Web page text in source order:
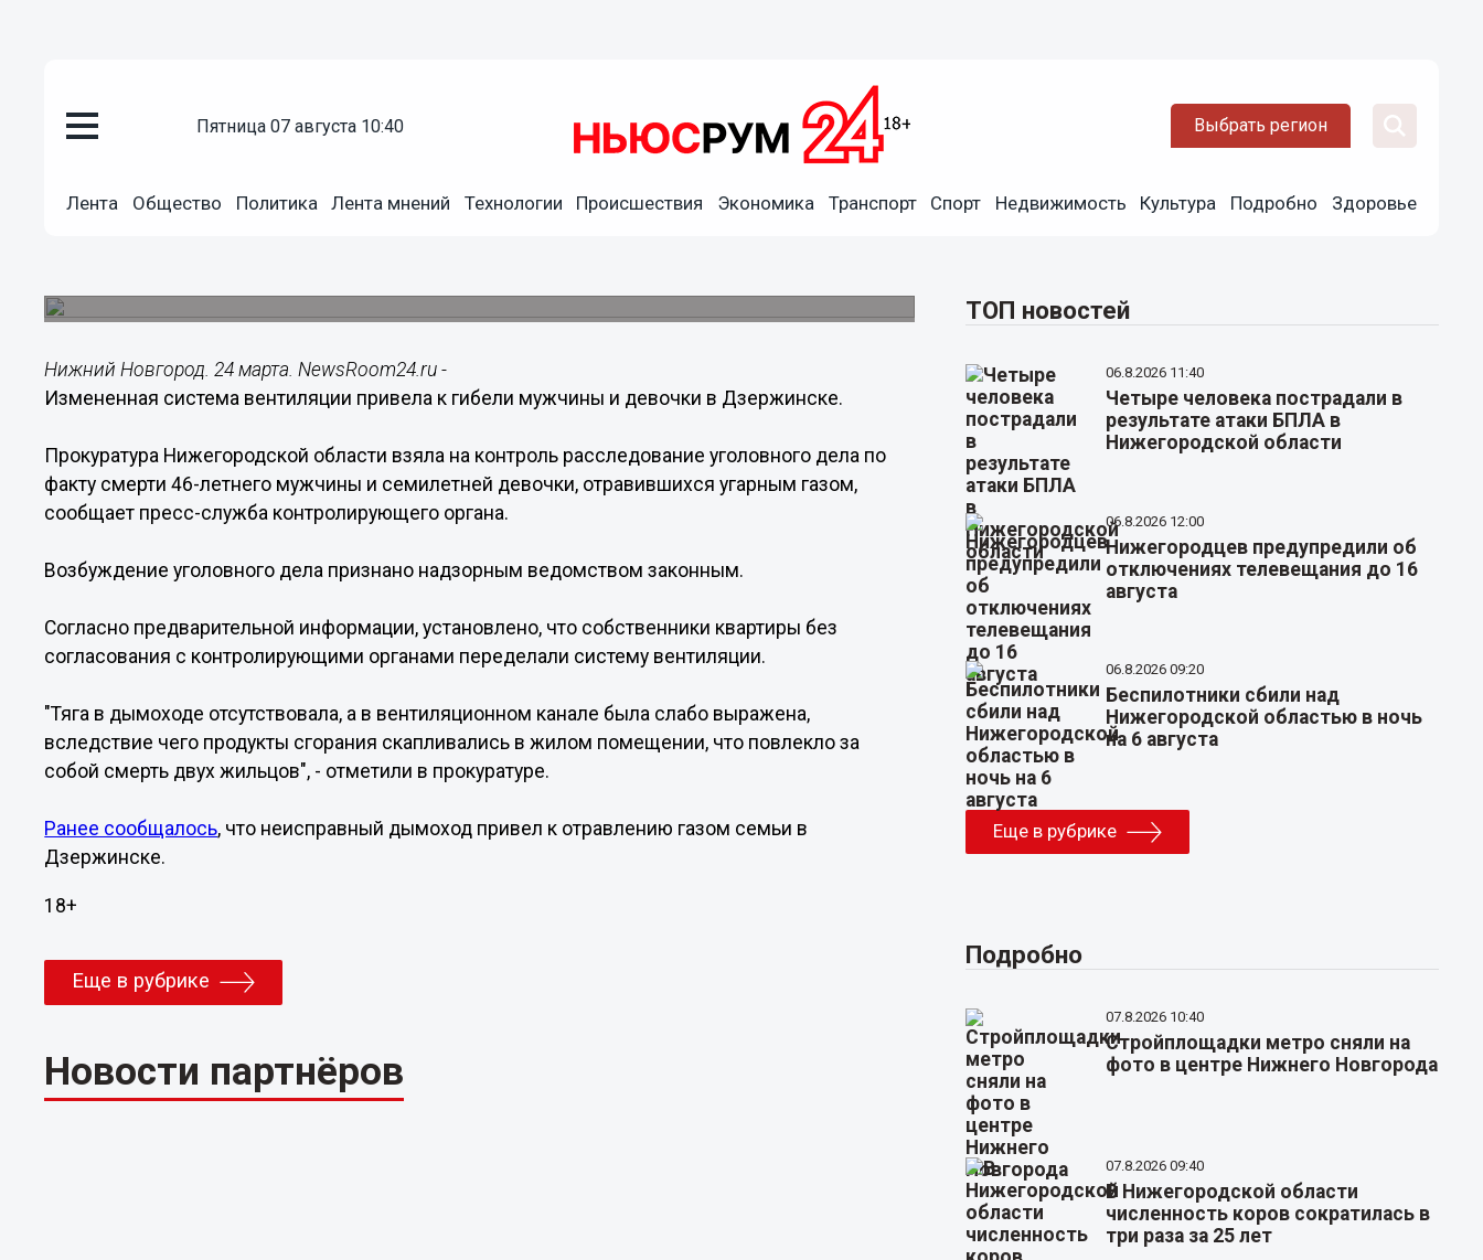
пятница 07 августа 10:40 Выбрать регион
Лента Общество Политика Лента мнений Технологии Происшествия Экономика Транспорт Спорт Недвижимость Культура Подробно Здоровье
Происшествия
Измененная система вентиляции привела к гибели мужчины
Нижний Новгород. 24 марта. NewsRoom24.ru -
Измененная система вентиляции привела к гибели мужчины и девочки в Дзержинске.
Прокуратура Нижегородской области взяла на контроль расследование уголовного дела по
факту смерти 46-летнего мужчины и семилетней девочки, отравившихся угарным газом,
сообщает пресс-служба контролирующего органа.
Возбуждение уголовного дела признано надзорным ведомством законным.
Согласно предварительной информации, установлено, что собственники квартиры без
согласования с контролирующими органами переделали систему вентиляции.
"Тяга в дымоходе отсутствовала, а в вентиляционном канале была слабо выражена,
вследствие чего продукты сгорания скапливались в жилом помещении, что повлекло за
собой смерть двух жильцов", - отметили в прокуратуре.
Ранее сообщалось, что неисправный дымоход привел к отравлению газом семьи в
Дзержинске.
18+
Еще в рубрике
Новости партнёров
ТОП новостей
06.8.2026 11:40
Четыре человека пострадали в
результате атаки БПЛА в
Нижегородской области
06.8.2026 12:00
Нижегородцев предупредили об
отключениях телевещания до 16
августа
06.8.2026 09:20
Беспилотники сбили над
Нижегородской областью в ночь
на 6 августа
Еще в рубрике
Подробно
07.8.2026 10:40
Стройплощадки метро сняли на
фото в центре Нижнего Новгорода
07.8.2026 09:40
В Нижегородской области
численность коров сократилась в
три раза за 25 лет